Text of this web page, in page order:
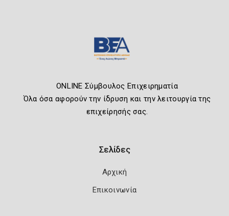
ONLINE Σύμβουλος Επιχειρηματία
Όλα όσα αφορούν την ίδρυση και την λειτουργία της
επιχείρησής σας.
Σελίδες
Αρχική
Επικοινωνία